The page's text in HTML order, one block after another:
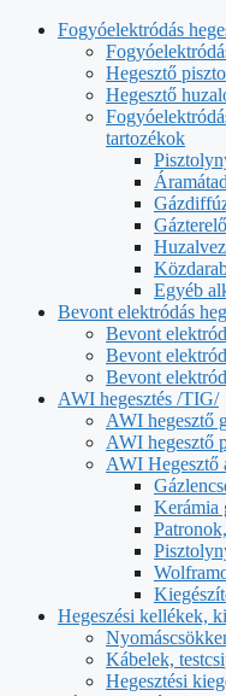
Fogyóelektródás
Hegesztő
Hegesztő
tartozékok
Egyéb
Bevont elektródás
Bevont
Bevont
Bevont
AWI hegesztés /TIG/
AWI hegesztő
AWI hegesztő
AWI Hegesztő
Kerámia
Hegeszési kellékek,
Kábelek,
Hegesztési